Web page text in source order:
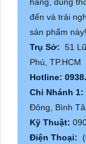
hãng, đúng
đến và trải
sản phẩm này!
Trụ Sở: 51
Phú, TP.HCM
Hotline:
Chi Nhánh 1:
Đông, Bình
Kỹ Thuật:
Điện Thoại: